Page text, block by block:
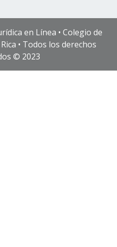
en Línea • Colegio de
• Todos los derechos
© 2023